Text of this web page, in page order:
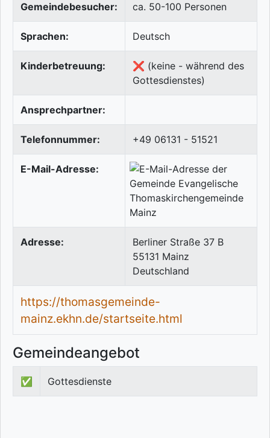
Gemeindebesucher: ca. 50-100 Personen
Sprachen: Deutsch
Kinderbetreuung:
❌ (keine - während des
Gottesdienstes)
Ansprechpartner:
Telefonnummer: +49 06131 - 51521
E-Mail-Adresse:
Adresse:
Berliner Straße 37 B
55131 Mainz
Deutschland
https://thomasgemeinde-
mainz.ekhn.de/startseite.html
Gemeindeangebot
✅ Gottesdienste